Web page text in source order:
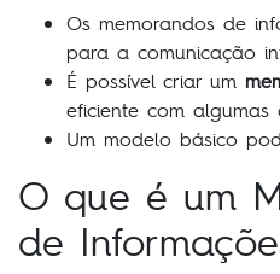
Os memorandos de
para a comunicação
É possível criar um
eficiente com algumas
Um modelo básico
O que é um
de